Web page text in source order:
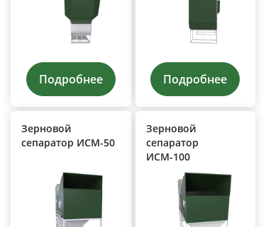
Подробнее Подробнее
Зерновой
сепаратор ИСМ-50
Зерновой
сепаратор
ИСМ-100